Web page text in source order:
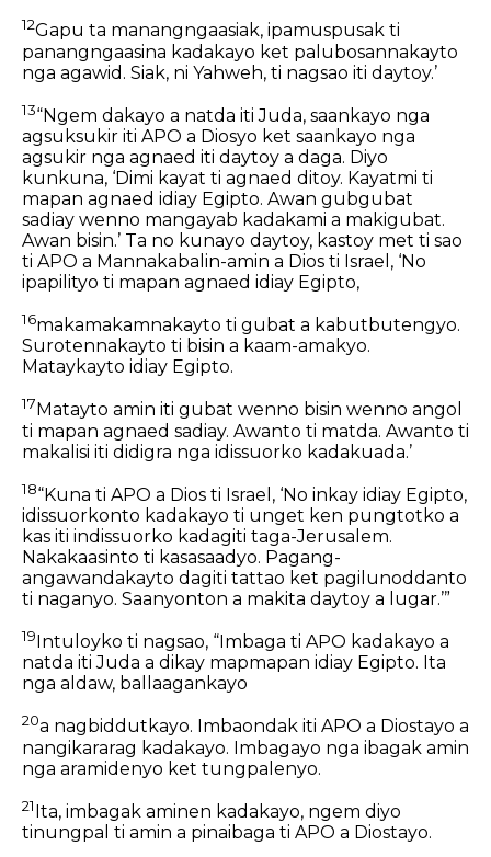
12Gapu ta manangngaasiak, ipamuspusak ti
panangngaasina kadakayo ket palubosannakayto
nga agawid. Siak, ni Yahweh, ti nagsao iti daytoy.’
13“Ngem dakayo a natda iti Juda, saankayo nga
agsuksukir iti APO a Diosyo ket saankayo nga
agsukir nga agnaed iti daytoy a daga. Diyo
kunkuna, ‘Dimi kayat ti agnaed ditoy. Kayatmi ti
mapan agnaed idiay Egipto. Awan gubgubat
sadiay wenno mangayab kadakami a makigubat.
Awan bisin.’ Ta no kunayo daytoy, kastoy met ti sao
ti APO a Mannakabalin-amin a Dios ti Israel, ‘No
ipapilityo ti mapan agnaed idiay Egipto,
16makamakamnakayto ti gubat a kabutbutengyo.
Surotennakayto ti bisin a kaam-amakyo.
Mataykayto idiay Egipto.
17 Matayto amin iti gubat wenno bisin wenno angol
ti mapan agnaed sadiay. Awanto ti matda. Awanto ti
makalisi iti didigra nga idissuorko kadakuada.’
18“Kuna ti APO a Dios ti Israel, ‘No inkay idiay Egipto,
idissuorkonto kadakayo ti unget ken pungtotko a
kas iti indissuorko kadagiti taga-Jerusalem.
Nakakaasinto ti kasasaadyo. Pagang-
angawandakayto dagiti tattao ket pagilunoddanto
ti naganyo. Saanyonton a makita daytoy a lugar.’”
19 Intuloyko ti nagsao, “Imbaga ti APO kadakayo a
natda iti Juda a dikay mapmapan idiay Egipto. Ita
nga aldaw, ballaagankayo
20a nagbiddutkayo. Imbaondak iti APO a Diostayo a
nangikararag kadakayo. Imbagayo nga ibagak amin
nga aramidenyo ket tungpalenyo.
21Ita, imbagak aminen kadakayo, ngem diyo
tinungpal ti amin a pinaibaga ti APO a Diostayo.